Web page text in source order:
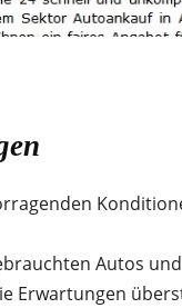
Autos
Erwartungen